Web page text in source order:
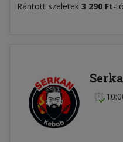
Rántott szeletek 3 290 Ft-